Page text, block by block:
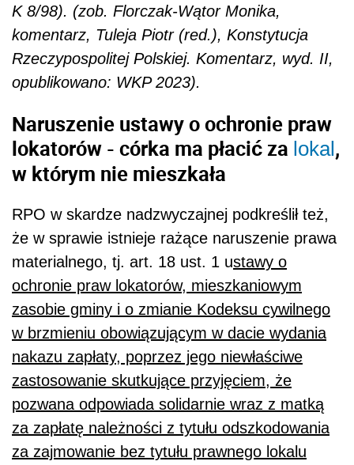
K 8/98). (zob. Florczak-Wątor Monika,
komentarz, Tuleja Piotr (red.), Konstytucja
Rzeczypospolitej Polskiej. Komentarz, wyd. II,
opublikowano: WKP 2023).
Naruszenie ustawy o ochronie praw
lokatorów - córka ma płacić za lokal,
w którym nie mieszkała
RPO w skardze nadzwyczajnej podkreślił też,
że w sprawie istnieje rażące naruszenie prawa
materialnego, tj. art. 18 ust. 1 ustawy o
ochronie praw lokatorów, mieszkaniowym
zasobie gminy i o zmianie Kodeksu cywilnego
w brzmieniu obowiązującym w dacie wydania
nakazu zapłaty, poprzez jego niewłaściwe
zastosowanie skutkujące przyjęciem, że
pozwana odpowiada solidarnie wraz z matką
za zapłatę należności z tytułu odszkodowania
za zajmowanie bez tytułu prawnego lokalu